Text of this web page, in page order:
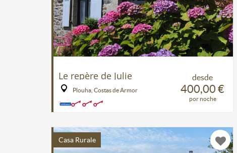
desde
400,00 €
por noche
Le repère de Julie
Plouha, Costas de Armor
Casa Rurale